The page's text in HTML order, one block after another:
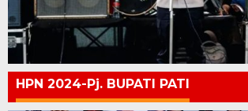
HPN 2024-Pj. BUPATI PATI